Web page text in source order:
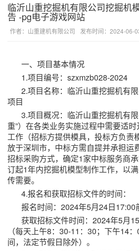
临沂山重挖掘机有限公司挖掘机
告 -pg电子游戏网站
作者：山重建机有限公司 发布时间：2024-06-
一、项目基本情况
1.项目编号：szxmzb028-2024
2.项目名称：临沂山重挖掘机有
项目
3.项目概况：临沂山重挖掘机有
重”）在各类业务实施过程中需要适
工作（招标方提供模具，投标方负责
放于深圳市，中标方需自提并承担运
招标采购方式，确定1家中标服务商
订起1年内挖掘机模型制作工作，以
传需要。
4.报名和获取招标文件的时间：
报名时间：2024年5月24日17:00
获取招标文件时间：2024年5月
（每天上午8：30-11：30；下午14
间，法定节假日除外）。